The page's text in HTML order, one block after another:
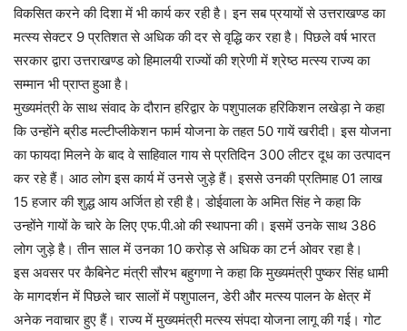
विकसित करने की दिशा में भी कार्य कर रही है। इन सब प्रयायों से उत्तराखण्ड का
मत्स्य सेक्टर 9 प्रतिशत से अधिक की दर से वृद्धि कर रहा है। पिछले वर्ष भारत
सरकार द्वारा उत्तराखण्ड को हिमालयी राज्यों की श्रेणी में श्रेष्ठ मत्स्य राज्य का
सम्मान भी प्राप्त हुआ है।
मुख्यमंत्री के साथ संवाद के दौरान हरिद्वार के पशुपालक हरिकिशन लखेड़ा ने कहा
कि उन्होंने ब्रीड मल्टीप्लीकेशन फार्म योजना के तहत 50 गायें खरीदी। इस योजना
का फायदा मिलने के बाद वे साहिवाल गाय से प्रतिदिन 300 लीटर दूध का उत्पादन
कर रहे हैं। आठ लोग इस कार्य में उनसे जुड़े हैं। इससे उनकी प्रतिमाह 01 लाख
15 हजार की शुद्ध आय अर्जित हो रही है। डोईवाला के अमित सिंह ने कहा कि
उन्होंने गायों के चारे के लिए एफ.पी.ओ की स्थापना की। इसमें उनके साथ 386
लोग जुड़े है। तीन साल में उनका 10 करोड़ से अधिक का टर्न ओवर रहा है।
इस अवसर पर कैबिनेट मंत्री सौरभ बहुगणा ने कहा कि मुख्यमंत्री पुष्कर सिंह धामी
के मागदर्शन में पिछले चार सालों में पशुपालन, डेरी और मत्स्य पालन के क्षेत्र में
अनेक नवाचार हुए हैं। राज्य में मुख्यमंत्री मत्स्य संपदा योजना लागू की गई। गोट